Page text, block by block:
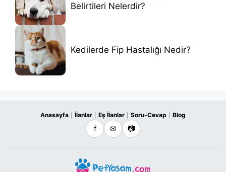
Belirtileri Nelerdir?
Kedilerde Fip Hastalığı Nedir?
Anasayfa İlanlar Eş İlanlar Soru-Cevap Blog
f ✉ 📷